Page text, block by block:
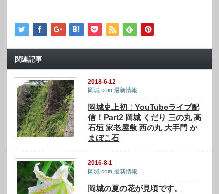
関連記事
2018-6-12
岡城.com 最新情報
岡城史上初！YouTubeライブ配
信！Part2 岡城 くだり 三の丸 高
石垣 家老屋敷 西の丸 大手門 か
まぼこ石
2016-8-1
岡城.com 最新情報
岡城の夏の花が見頃です。